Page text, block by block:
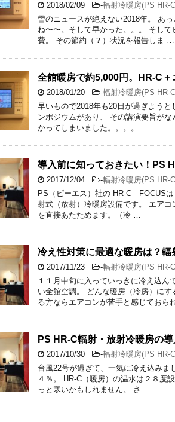
2018/02/09 -輻射冷暖房(PS HR-
雪のニュースが絶えない2018年。 あ
ね〜〜。そして早かった。。。 そし
費。 その節約（？）状況を報告しま …
全館暖房で約5,000円。HR-C＋
2018/01/20 -輻射冷暖房(PS HR-
早いもので2018年も20日が過ぎよう
ンポジウムがあり、 その講演要旨が
かってしまいました。。。。 …
導入前に知っておきたい！PS
2017/12/04 -輻射冷暖房(PS HR-
PS（ピーエス）社の HR-C FOCUS
射式（放射）冷暖房設備です。 エア
を直接あたためます。（冷 …
冷え性対策に最適な暖房は？輻
2017/11/23 -輻射冷暖房(PS HR-
１１月中旬に入っていっきに冷え込ん
い全館空調。 どんな暖房（冷房）に
る方ならエアコンが苦手と感じておら
PS HR-C輻射・放射冷暖房の
2017/10/30 -輻射冷暖房(PS HR-
台風22号が過ぎて、一気に冷え込みま
４％。 HR-C（暖房）の温水は２８度
っと寒いかもしれません。 さ …